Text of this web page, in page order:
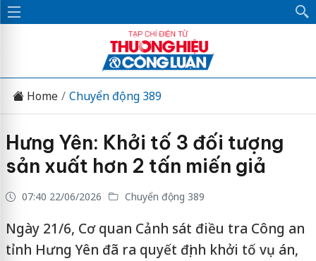
Home Chuyển động 389
Hưng Yên: Khởi tố 3 đối tượng
sản xuất hơn 2 tấn miến giả
07:40 22/06/2026 Chuyển động 389
Ngày 21/6, Cơ quan Cảnh sát điều tra Công an
tỉnh Hưng Yên đã ra quyết định khởi tố vụ án,